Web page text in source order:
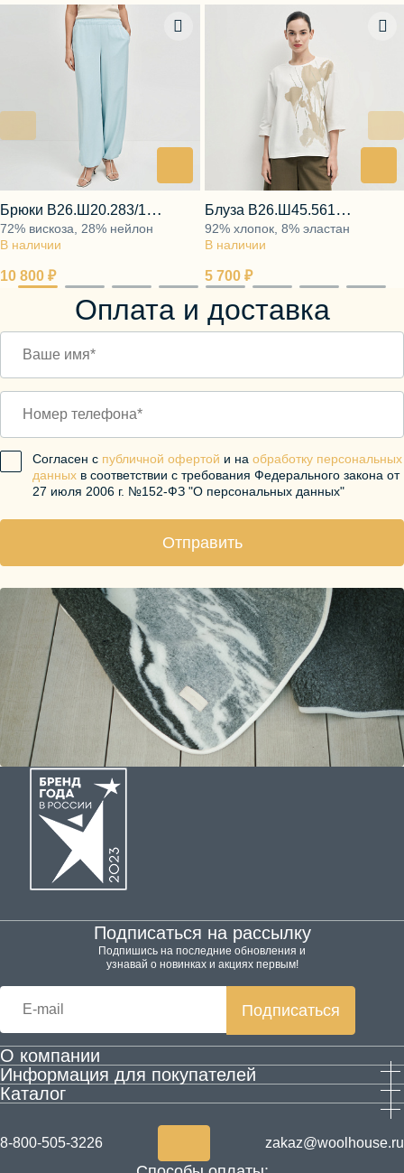
10 800 ₽
В наличии
Брюки В26.Ш20.283/1
лазурный шёпот
72% вискоза, 28% нейлон
5 700 ₽
В наличии
Блуза В26.Ш45.561
золотистый муар
92% хлопок, 8% эластан
Оплата и доставка
Согласен с публичной офертой и на обработку персональных
данных в соответствии с требования Федерального закона от
27 июля 2006 г. №152-ФЗ "О персональных данных"
Отправить
О компании
Производство
Контактная информация
Акции
Информация для покупателей
Гарантия и возврат
Согласие на обработку персональных данных
Согласие на получение рекламы
Каталог
Одежда
Товары для здоровья из шерсти
Подписаться на рассылку
Подпишись на последние обновления и
узнавай о новинках и акциях первым!
Подписаться
8-800-505-3226 zakaz@woolhouse.ru